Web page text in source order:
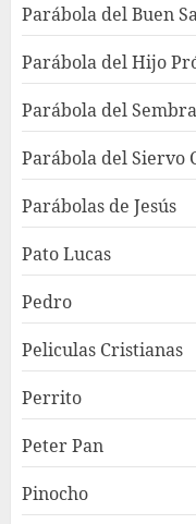
Parábola del Buen
Parábola del Hijo
Parábola del
Parábola del Siervo
Parábolas de Jesús
Pato Lucas
Pedro
Peliculas Cristianas
Perrito
Peter Pan
Pinocho